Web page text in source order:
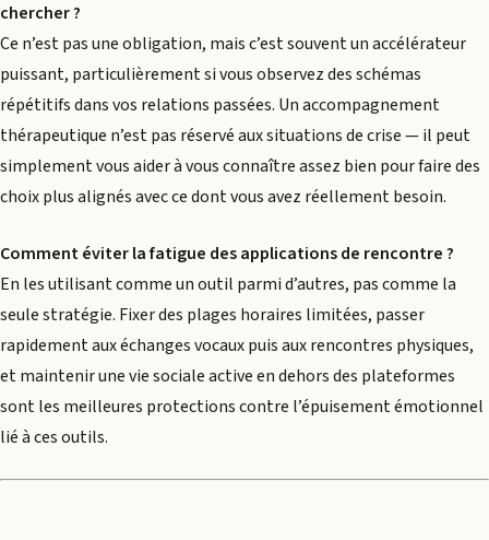
chercher ?
Ce n’est pas une obligation, mais c’est souvent un accélérateur
puissant, particulièrement si vous observez des schémas
répétitifs dans vos relations passées. Un accompagnement
thérapeutique n’est pas réservé aux situations de crise — il peut
simplement vous aider à vous connaître assez bien pour faire des
choix plus alignés avec ce dont vous avez réellement besoin.
Comment éviter la fatigue des applications de rencontre ?
En les utilisant comme un outil parmi d’autres, pas comme la
seule stratégie. Fixer des plages horaires limitées, passer
rapidement aux échanges vocaux puis aux rencontres physiques,
et maintenir une vie sociale active en dehors des plateformes
sont les meilleures protections contre l’épuisement émotionnel
lié à ces outils.